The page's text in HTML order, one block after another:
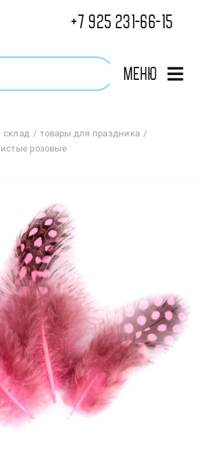
+7 925 231-66-15
Меню
склад
товары для праздника
розовые